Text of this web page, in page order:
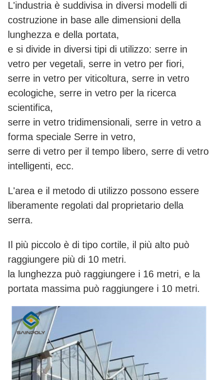
L'industria è suddivisa in diversi modelli di
costruzione in base alle dimensioni della
lunghezza e della portata,
e si divide in diversi tipi di utilizzo: serre in
vetro per vegetali, serre in vetro per fiori,
serre in vetro per viticoltura, serre in vetro
ecologiche, serre in vetro per la ricerca
scientifica,
serre in vetro tridimensionali, serre in vetro a
forma speciale Serre in vetro,
serre di vetro per il tempo libero, serre di vetro
intelligenti, ecc.
L'area e il metodo di utilizzo possono essere
liberamente regolati dal proprietario della
serra.
Il più piccolo è di tipo cortile, il più alto può
raggiungere più di 10 metri.
la lunghezza può raggiungere i 16 metri, e la
portata massima può raggiungere i 10 metri.